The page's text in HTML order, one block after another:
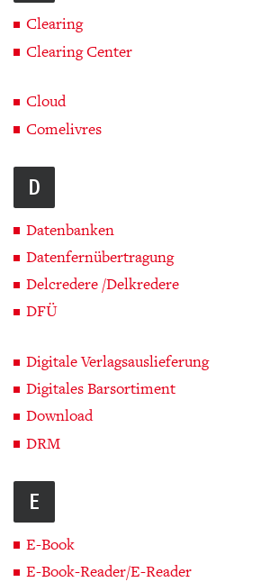
Clearing
Clearing Center
Cloud
Comelivres
D
Datenbanken
Datenfernübertragung
Delcredere /Delkredere
DFÜ
Digitale Verlagsauslieferung
Digitales Barsortiment
Download
DRM
E
E-Book
E-Book-Reader/E-Reader